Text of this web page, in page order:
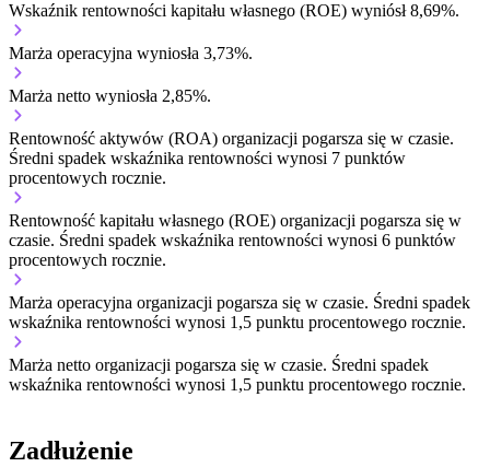
Wskaźnik rentowności kapitału własnego (ROE) wyniósł 8,69%.
Marża operacyjna wyniosła 3,73%.
Marża netto wyniosła 2,85%.
Rentowność aktywów (ROA) organizacji pogarsza się w czasie.
Średni spadek wskaźnika rentowności wynosi 7 punktów
procentowych rocznie.
Rentowność kapitału własnego (ROE) organizacji pogarsza się w
czasie. Średni spadek wskaźnika rentowności wynosi 6 punktów
procentowych rocznie.
Marża operacyjna organizacji pogarsza się w czasie. Średni spadek
wskaźnika rentowności wynosi 1,5 punktu procentowego rocznie.
Marża netto organizacji pogarsza się w czasie. Średni spadek
wskaźnika rentowności wynosi 1,5 punktu procentowego rocznie.
Zadłużenie